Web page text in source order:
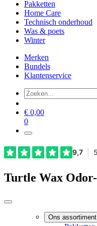
Pakketten
Home Care
Technisch onderhoud
Was & poets
Winter
Merken
Bundels
Klantenservice
€ 0,00
0
Turtle Wax
Ons assortiment